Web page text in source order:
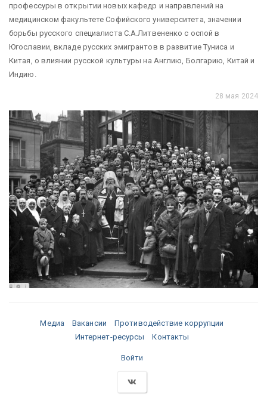
профессуры в открытии новых кафедр и направлений на
медицинском факультете Софийского университета, значении
борьбы русского специалиста С.А.Литвененко с оспой в
Югославии, вкладе русских эмигрантов в развитие Туниса и
Китая, о влиянии русской культуры на Англию, Болгарию, Китай и
Индию.
28 мая 2024
Медиа Вакансии
Противодействие коррупции
Интернет-ресурсы
Контакты
Войти